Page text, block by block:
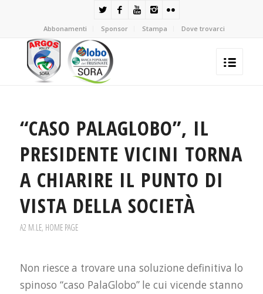
Abbonamenti Sponsor Stampa Dove trovarci
“CASO PALAGLOBO”, IL
PRESIDENTE VICINI TORNA
A CHIARIRE IL PUNTO DI
VISTA DELLA SOCIETÀ
A2 M.LE, HOME PAGE
Non riesce a trovare una soluzione definitiva lo
spinoso “caso PalaGlobo” le cui vicende stanno